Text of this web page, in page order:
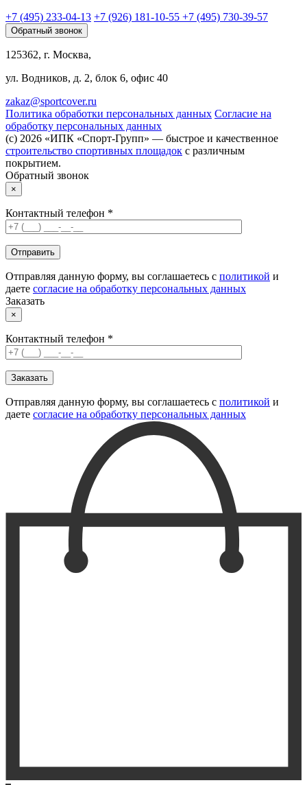
+7 (495) 233-04-13 +7 (926) 181-10-55 +7 (495) 730-39-57
Обратный звонок
125362, г. Москва,
ул. Водников, д. 2, блок 6, офис 40
zakaz@sportcover.ru
Политика обработки персональных данных Согласие на
обработку персональных данных
(c) 2026 «ИПК «Спорт-Групп» — быстрое и качественное
строительство спортивных площадок с различным
покрытием.
Обратный звонок
×
Контактный телефон *
Отправляя данную форму, вы соглашаетесь с политикой и
даете согласие на обработку персональных данных
Заказать
×
Контактный телефон *
Отправляя данную форму, вы соглашаетесь с политикой и
даете согласие на обработку персональных данных